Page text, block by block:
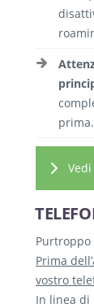
prima.
Prima
vostro
In linea di